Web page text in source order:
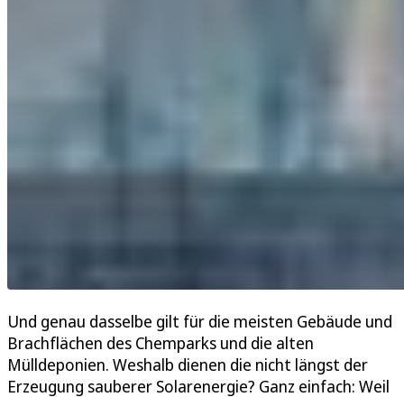
Und genau dasselbe gilt für die meisten Gebäude und
Brachflächen des Chemparks und die alten
Mülldeponien. Weshalb dienen die nicht längst der
Erzeugung sauberer Solarenergie? Ganz einfach: Weil